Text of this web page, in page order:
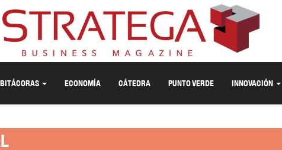
BITÁCORAS ECONOMÍA CÁTEDRA PUNTO VERDE INNOVACIÓN